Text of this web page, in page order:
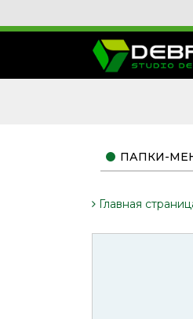
ПАПКИ-
Главная